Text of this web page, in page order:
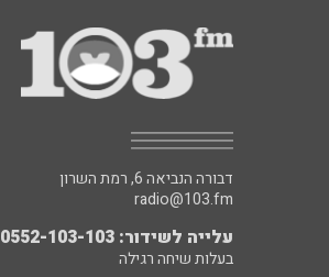
דבורה הנביאה 6, רמת השרון
radio@103.fm
עלייה לשידור: 0552-103-103
בעלות שיחה רגילה